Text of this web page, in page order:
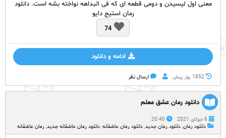
معنی اول لیسیدن و دومی قطعه ای که فی البداهه نواخته بشه‌ است. دانلود
رمان استیج دایو
74
ادامه و دانلود
1852 روز پيش ارسال نظر
دانلود رمان عشق معلم
6 جولای 2021
20:40
دانلود رمان, دانلود رمان جدید, دانلود رمان عاشقانه, دانلود رمان عاشقانه جدید, رمان عاشقانه